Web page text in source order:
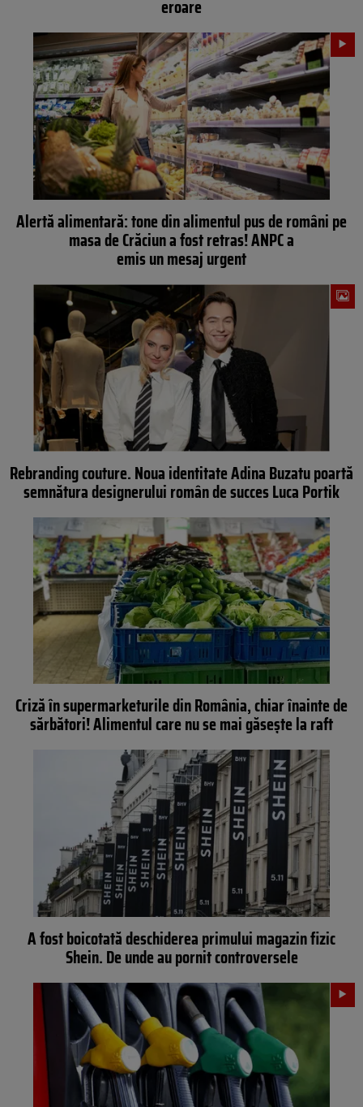
eroare
Alertă alimentară: tone din alimentul pus de români pe
masa de Crăciun a fost retras! ANPC a
emis un mesaj urgent
Rebranding couture. Noua identitate Adina Buzatu poartă
semnătura designerului român de succes Luca Portik
Criză în supermarketurile din România, chiar înainte de
sărbători! Alimentul care nu se mai găsește la raft
A fost boicotată deschiderea primului magazin fizic
Shein. De unde au pornit controversele